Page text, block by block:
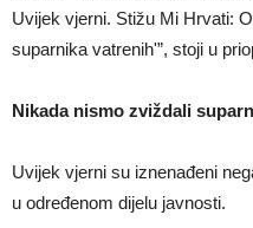
Uvijek vjerni. Stižu Mi Hrvati:
suparnika vatrenih'”, stoji u
Nikada nismo zviždali
Uvijek vjerni su iznenađeni
u određenom dijelu javnosti.